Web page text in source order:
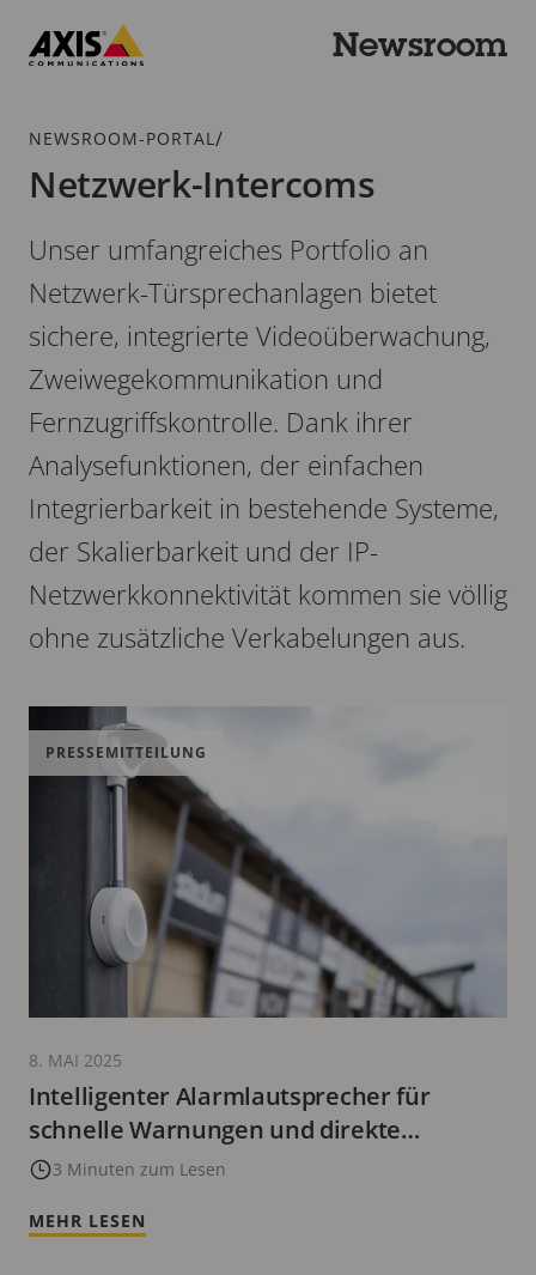
Hauptinhalt
springen
Newsroom
Breadcrumb
NEWSROOM-PORTAL /
Netzwerk-Intercoms
Unser umfangreiches Portfolio an
Netzwerk-Türsprechanlagen bietet
sichere, integrierte Videoüberwachung,
Zweiwegekommunikation und
Fernzugriffskontrolle. Dank ihrer
Analysefunktionen, der einfachen
Integrierbarkeit in bestehende Systeme,
der Skalierbarkeit und der IP-
Netzwerkkonnektivität kommen sie völlig
ohne zusätzliche Verkabelungen aus.
Intelligenter Alarmlautsprecher für
schnelle Warnungen und direkte
Kommunikation
3 Minuten zum Lesen
PRESSEMITTEILUNG
8. MAI 2025
MEHR LESEN